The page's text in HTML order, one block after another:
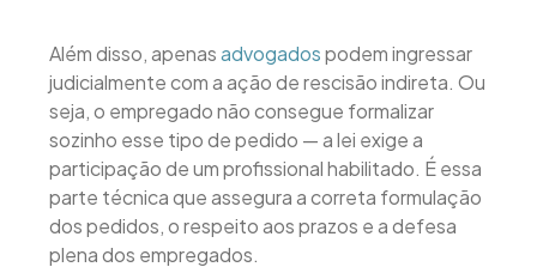
Além disso, apenasadvogadospodem ingressar
judicialmente com a ação de rescisão indireta. Ou
seja, o empregado não consegue formalizar
sozinho esse tipo de pedido — a lei exige a
participação de um profissional habilitado. É essa
parte técnica que assegura a correta formulação
dos pedidos, o respeito aos prazos e a defesa
plena dos empregados.